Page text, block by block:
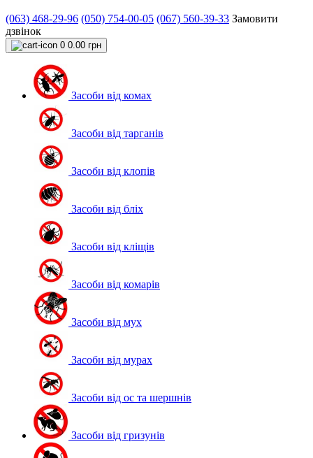
(063) 468-29-96 (050) 754-00-05 (067) 560-39-33 Замовити
дзвінок
0 0.00 грн
Засоби від комах
Засоби від тарганів
Засоби від клопів
Засоби від бліх
Засоби від кліщів
Засоби від комарів
Засоби від мух
Засоби від мурах
Засоби від ос та шершнів
Засоби від гризунів